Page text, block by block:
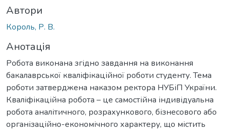
Автори
Король, Р. В.
Анотація
Робота виконана згідно завдання на виконання
бакалаврської кваліфікаційної роботи студенту. Тема
роботи затверджена наказом ректора НУБіП України.
Кваліфікаційна робота – це самостійна індивідуальна
робота аналітичного, розрахункового, бізнесового або
організаційно-економічного характеру, що містить